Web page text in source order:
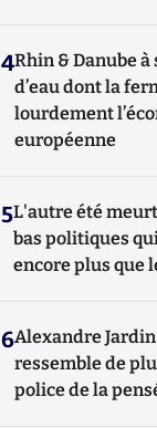
4Rhin & Danube à
d’eau dont la
lourdement
européenne
5L'autre été
bas politiques
encore plus que
6Alexandre
ressemble de
police de la